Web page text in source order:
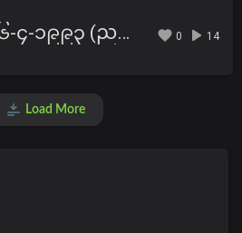
08 - ၁၆-၄-၁၉၉၃ (ညနေ) ဆပ္ပါဏကောပမသုတ် 0 14
Load More